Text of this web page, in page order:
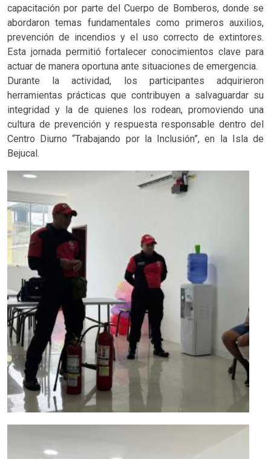
capacitación por parte del Cuerpo de Bomberos, donde se
abordaron temas fundamentales como primeros auxilios,
prevención de incendios y el uso correcto de extintores.
Esta jornada permitió fortalecer conocimientos clave para
actuar de manera oportuna ante situaciones de emergencia.
Durante la actividad, los participantes adquirieron
herramientas prácticas que contribuyen a salvaguardar su
integridad y la de quienes los rodean, promoviendo una
cultura de prevención y respuesta responsable dentro del
Centro Diurno “Trabajando por la Inclusión”, en la Isla de
Bejucal.